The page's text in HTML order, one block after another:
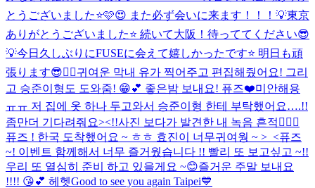
とうございました⭐️🩷😍 また必ず会いに来ます！！！💡東京
ありがとうございました⭐️ 続いて大阪！待っててください😎
💡今日久しぶりにFUSEに会えて嬉しかったです⭐️ 明日も頑
張ります😎❤️‍🔥귀여운 막내 유가 찍어주고 편집해줬어요! 그리
고 승준이형도 도와줌! 😁💕 좋은밤 보내요! 퓨즈❤️미안해용
ㅠㅠ 저 집에 옷 하나 두고와서 승준이형 한테 부탁했어요….!!
좀만더 기다려줘요><!!사진 보다가 발견한 내 녹음 흔적❤️‍🔥💦
퓨즈 ! 한국 도착했어요 ~ ㅎㅎ 효진이 너무귀여웡 ~ >_<퓨즈
~! 이벤트 함께해서 너무 즐거웠습니다 !! 빨리 또 보고싶고 ~!!
우리 또 열심히 준비 하고 있을게요 ~😊즐거운 주말 보내요
!!!! 😘💕 헤헷Good to see you again Taipei💙